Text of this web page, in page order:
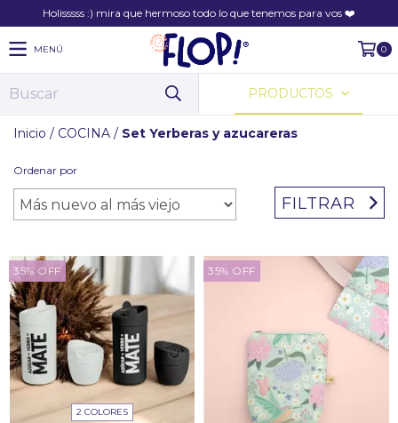
Holisssss :) mira que hermoso todo lo que tenemos para vos ❤️
MENÚ 0
PRODUCTOS
Inicio / COCINA / Set Yerberas y azucareras
Ordenar por
FILTRAR
35% OFF
2 COLORES
35% OFF